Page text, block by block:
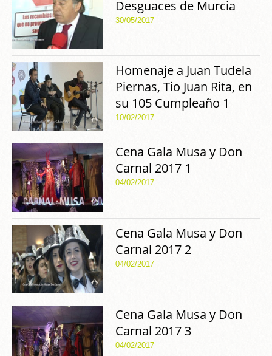
Desguaces de Murcia
30/05/2017
Homenaje a Juan Tudela
Piernas, Tio Juan Rita, en
su 105 Cumpleaño 1
10/02/2017
Cena Gala Musa y Don
Carnal 2017 1
04/02/2017
Cena Gala Musa y Don
Carnal 2017 2
04/02/2017
Cena Gala Musa y Don
Carnal 2017 3
04/02/2017